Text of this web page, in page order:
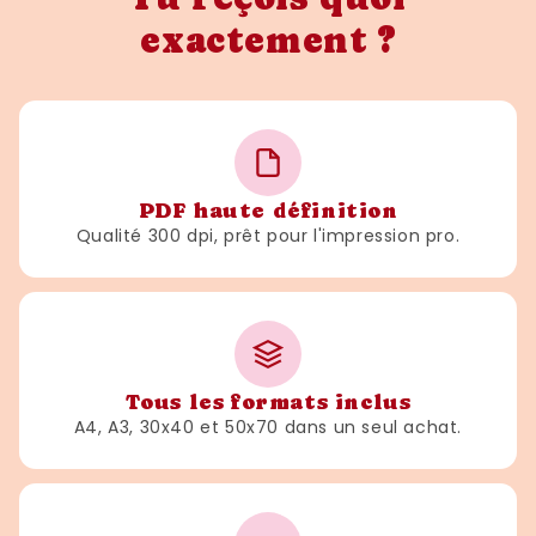
exactement ?
PDF haute définition
Qualité 300 dpi, prêt pour l'impression pro.
Tous les formats inclus
A4, A3, 30x40 et 50x70 dans un seul achat.